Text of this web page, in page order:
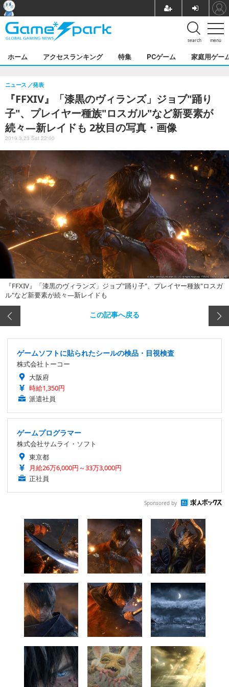
menu
search
ホーム アクセスランキング 特集 PCゲーム 家庭用ゲー
『FFXIV』「漆黒のヴィランズ」ジョブ"踊り
子"、プレイヤー種族"ロスガル"など新要素が
続々―新レイドも 2枚目の写真・画像
ニュース 発表
2019.3.23 Sat 22:00
『FFXIV』「漆黒のヴィランズ」ジョブ"踊り子"、プレイヤー種族"ロスガ
ル"など新要素が続々―新レイドも
この記事へ戻る
ゲームソフトに貼られたシールの検品・目視検査
株式会社トーコー
大阪府
時給1,350円
派遣社員
ゲームプログラマー
株式会社サムライ・ソフト
東京都
月給26万6,000円～33万3,000円
正社員
Sponsored by